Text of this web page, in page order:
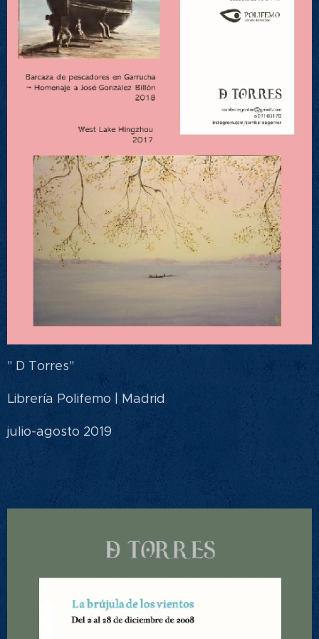
" D Torres"
Librería Polifemo | Madrid
julio-agosto 2019